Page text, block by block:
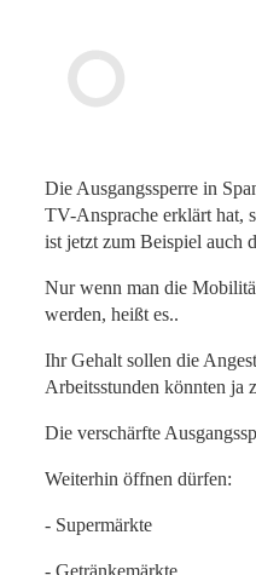
Die Ausgangssperre in
TV-Ansprache erklärt hat,
ist jetzt zum Beispiel auch
Nur wenn man die
werden, heißt es..
Ihr Gehalt sollen die
Arbeitsstunden könnten ja
Die verschärfte
Weiterhin öffnen dürfen:
- Supermärkte
- Getränkemärkte